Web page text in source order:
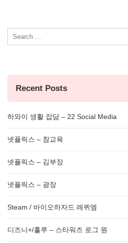
for:
Recent Posts
하와이 생활 잡담 – 22 Social Media
넷플릭스 – 참교육
넷플릭스 – 김부장
넷플릭스 – 광장
Steam / 바이오하자드 레퀴엠
디즈니+/훌루 – 스타워즈 로그 원